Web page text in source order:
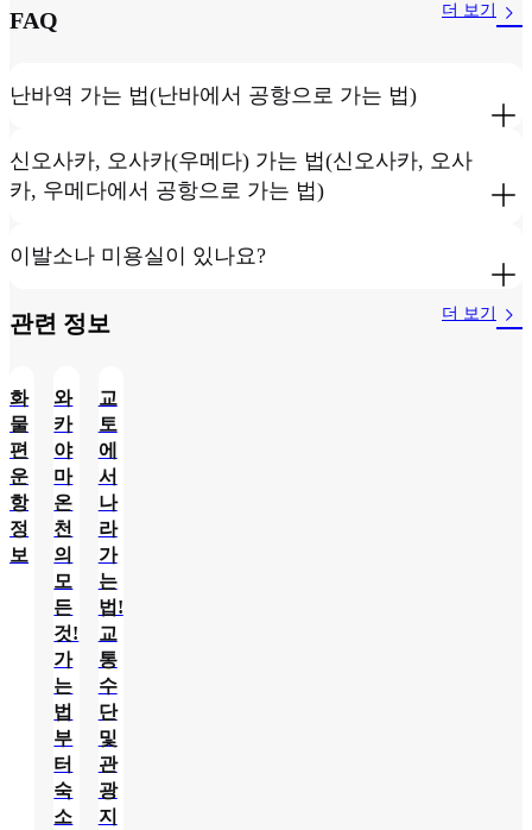
FAQ 더 보기
난바역 가는 법(난바에서 공항으로 가는 법)
신오사카, 오사카(우메다) 가는 법(신오사카, 오사
카, 우메다에서 공항으로 가는 법)
이발소나 미용실이 있나요?
관련 정보​ 더 보기
화
물
편
운
항
정
보
와
카
야
마
온
천
의
모
든
것!
가
는
법
부
터
숙
소
교
토
에
서
나
라
가
는
법!
교
통
수
단
및
관
광
지